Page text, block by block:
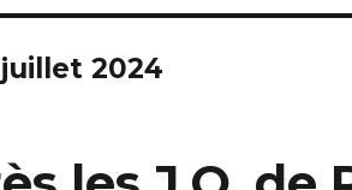
juillet 2024